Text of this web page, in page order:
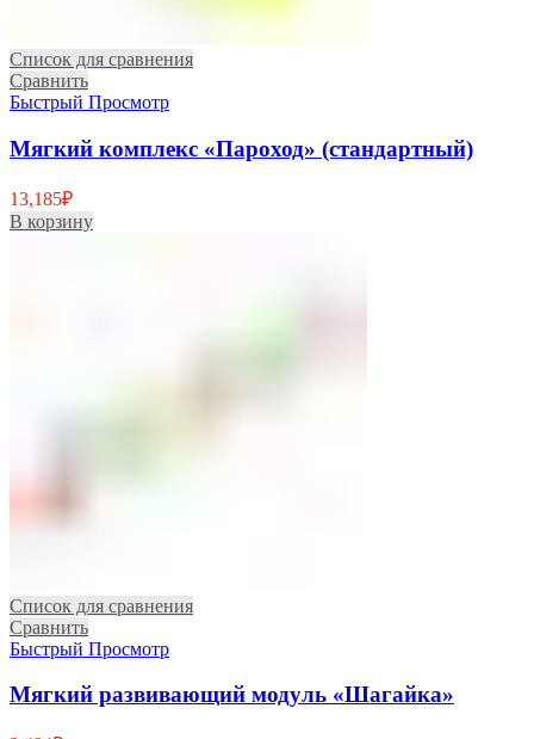
Список для сравнения
Сравнить
Быстрый Просмотр
Мягкий комплекс «Пароход» (стандартный)
13,185₽
В корзину
Список для сравнения
Сравнить
Быстрый Просмотр
Мягкий развивающий модуль «Шагайка»